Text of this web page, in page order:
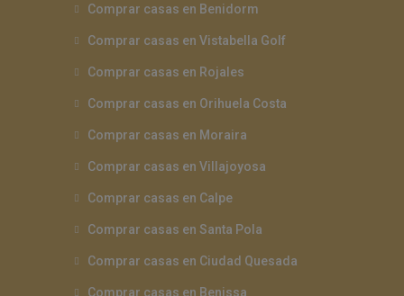
Comprar casas en Benidorm
Comprar casas en Vistabella Golf
Comprar casas en Rojales
Comprar casas en Orihuela Costa
Comprar casas en Moraira
Comprar casas en Villajoyosa
Comprar casas en Calpe
Comprar casas en Santa Pola
Comprar casas en Ciudad Quesada
Comprar casas en Benissa